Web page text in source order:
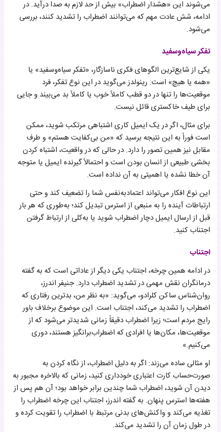
می‌شوند این «هشدار اضطراب» بیش از حد لازم به صدا درآید. در
ادامه، شش عادت مهم که می‌توانند اضطراب را تشدید کنند، بررسی
می‌شود.
تفکر سیاه‌وسفید
یکی از شایع‌ترین الگوهای فکری ناسازگار، «تفکر سیاه‌وسفید» یا
«همه یا هیچ» است. رینولدز می‌گوید در این نوع تفکر، فرد
موقعیت‌ها را تنها در دو قطب کاملاً خوب یا کاملاً بد می‌بیند و جایی
برای طیف خاکستری قائل نیست.
برای مثال، اگر در یک ایمیل کاری اشتباهی مرتکب شوید، ممکن
است فوراً به این نتیجه برسید که «من بی‌کفایت هستم» و طرف
مقابل نیز همین تصور را دارد. در حالی که در واقعیت، اشتباه کردن
بخشی طبیعی از انسان بودن است و احتمالاً گیرنده ایمیل یا متوجه
آن خطا نشده یا اهمیتی به آن نداده است.
این نوع افکار می‌تواند اعتمادبه‌نفس شما را تضعیف کند و حتی
ارتباطات آینده را به منبعی از استرس تبدیل کند؛ به‌طوری که هر بار
قبل از ارسال ایمیل دچار اضطراب شوید یا به‌کلی از ارتباط گرفتن
اجتناب کنید.
اجتناب
در ادامه همین چرخه، اجتناب یکی دیگر از عاداتی است که به گفته
درمانگران نقش مهمی در تشدید اضطراب دارد. جنیفر اندرز،
روان‌شناس ساکن کلرادو، می‌گوید: «به نظر من، بدترین رفتاری که
اضطراب را تشدید می‌کند، اجتناب است. این موضوع برخلاف باور
رایج مردم است؛ زیرا اضطراب دقیقاً زمانی شدیدتر می‌شود که از
موقعیت‌ها، مکان‌ها یا افرادی که اضطراب‌برانگیز هستند، دوری
می‌کنیم.»
او مثالی ساده می‌زند: اگر به دلیل اضطراب، از نگاه کردن به
صورت‌حساب کارت اعتباری خودداری کنید، زمانی که بالاخره مجبور به
دیدن آن شوید، اضطراب شما چندین برابر خواهد بود؛ آن هم پس از
هفته‌ها استرس پنهان. به گفته اندرز، اجتناب این چرخه اضطراب را
تغذیه می‌کند و واکنش‌های بدنی مرتبط با اضطراب را تقویت کرده و
در طول زمان آن را تشدید می‌کند.